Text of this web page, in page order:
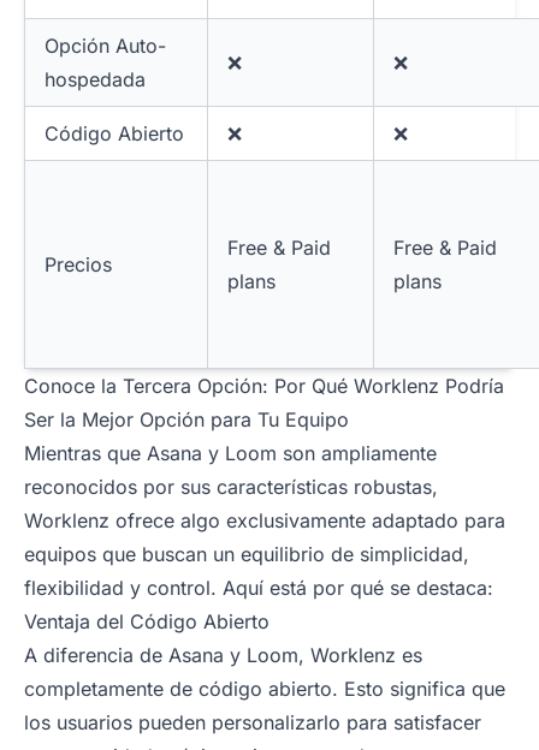
Opción Auto-
hospedada
❌ ❌
Código Abierto ❌ ❌
Precios
Free & Paid
plans
Free & Paid
plans
Conoce la Tercera Opción: Por Qué Worklenz Podría
Ser la Mejor Opción para Tu Equipo
Mientras que Asana y Loom son ampliamente
reconocidos por sus características robustas,
Worklenz ofrece algo exclusivamente adaptado para
equipos que buscan un equilibrio de simplicidad,
flexibilidad y control. Aquí está por qué se destaca:
Ventaja del Código Abierto
A diferencia de Asana y Loom, Worklenz es
completamente de código abierto. Esto significa que
los usuarios pueden personalizarlo para satisfacer